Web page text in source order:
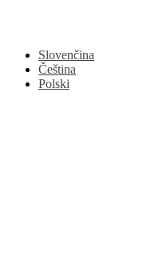
Slovenčina
Čeština
Polski